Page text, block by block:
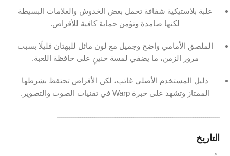
علبة بلاستيكية شفافة تحمل بعض الخدوش والعلامات البسيطة
لكنها صامدة وتؤمن حماية كافية للأقراص.
الملصق الأمامي واضح وجميل مع لون مائل للبهتان قليلًا بسبب
مرور الزمن، ما يضفي لمسة حنينٍ على حافظة اللعبة.
دليل المستخدم الأصلي غائب، لكن الأقراص تحتفظ بشرطها
الممتاز وتشهد على خبرة Warp في تقنيات الصوت والتصوير.
ـــــــــــــــــــــــــــــــــــــــــــــــــــــــــــــــــــــــــــــــ
التاريخ